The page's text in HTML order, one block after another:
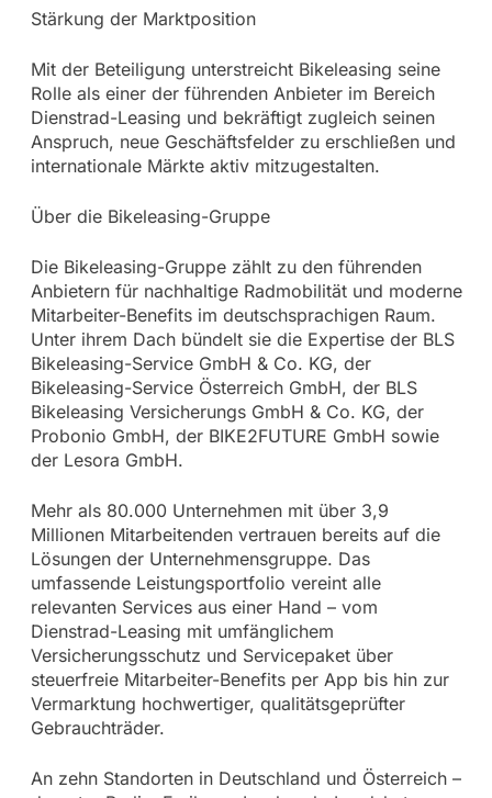
Stärkung der Marktposition
Mit der Beteiligung unterstreicht Bikeleasing seine
Rolle als einer der führenden Anbieter im Bereich
Dienstrad-Leasing und bekräftigt zugleich seinen
Anspruch, neue Geschäftsfelder zu erschließen und
internationale Märkte aktiv mitzugestalten.
Über die Bikeleasing-Gruppe
Die Bikeleasing-Gruppe zählt zu den führenden
Anbietern für nachhaltige Radmobilität und moderne
Mitarbeiter-Benefits im deutschsprachigen Raum.
Unter ihrem Dach bündelt sie die Expertise der BLS
Bikeleasing-Service GmbH & Co. KG, der
Bikeleasing-Service Österreich GmbH, der BLS
Bikeleasing Versicherungs GmbH & Co. KG, der
Probonio GmbH, der BIKE2FUTURE GmbH sowie
der Lesora GmbH.
Mehr als 80.000 Unternehmen mit über 3,9
Millionen Mitarbeitenden vertrauen bereits auf die
Lösungen der Unternehmensgruppe. Das
umfassende Leistungsportfolio vereint alle
relevanten Services aus einer Hand – vom
Dienstrad-Leasing mit umfänglichem
Versicherungsschutz und Servicepaket über
steuerfreie Mitarbeiter-Benefits per App bis hin zur
Vermarktung hochwertiger, qualitätsgeprüfter
Gebrauchträder.
An zehn Standorten in Deutschland und Österreich –